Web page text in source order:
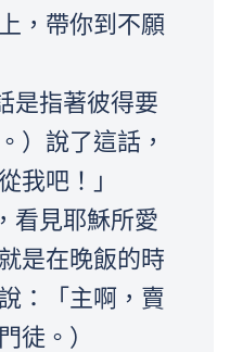
，帶你到不願
是指著彼得要
）說了這話，
我吧！」
看見耶穌所愛
是在晚飯的時
：「主啊，賣
徒。）